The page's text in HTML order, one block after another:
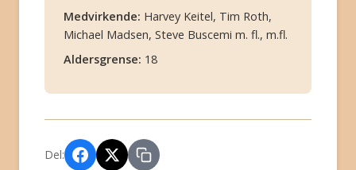
Medvirkende: Harvey Keitel, Tim Roth,
Michael Madsen, Steve Buscemi m. fl., m.fl.
Aldersgrense: 18
Del: